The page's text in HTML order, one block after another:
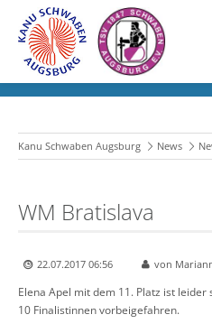
Kanu Schwaben Augsburg News
WM Bratislava
22.07.2017 06:56 von
Elena Apel mit dem 11. Platz ist
10 Finalistinnen vorbeigefahren.